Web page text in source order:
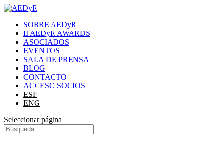
SOBRE AEDyR
II AEDyR AWARDS
ASOCIADOS
EVENTOS
SALA DE PRENSA
BLOG
CONTACTO
ACCESO SOCIOS
ESP
ENG
Seleccionar página